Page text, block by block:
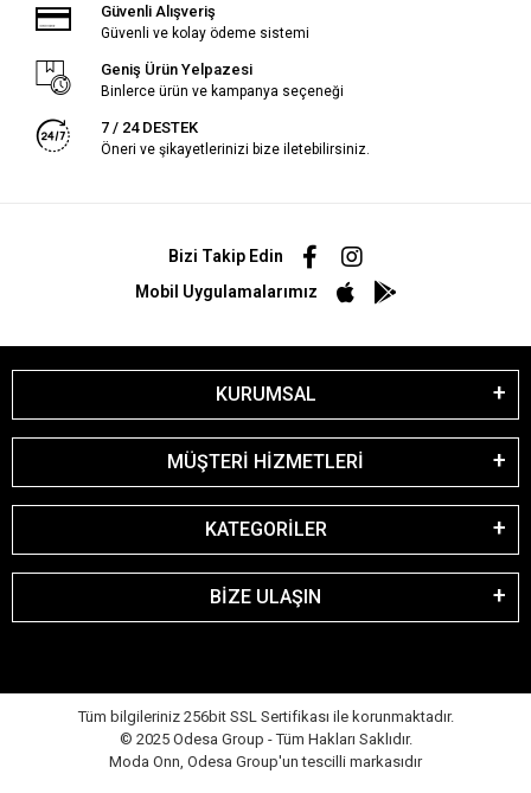
Güvenli Alışveriş
Güvenli ve kolay ödeme sistemi
Geniş Ürün Yelpazesi
Binlerce ürün ve kampanya seçeneği
7 / 24 DESTEK
Öneri ve şikayetlerinizi bize iletebilirsiniz.
Bizi Takip Edin
Mobil Uygulamalarımız
KURUMSAL
MÜŞTERİ HİZMETLERİ
KATEGORİLER
BİZE ULAŞIN
Tüm bilgileriniz 256bit SSL Sertifikası ile korunmaktadır.
© 2025 Odesa Group - Tüm Hakları Saklıdır.
Moda Onn, Odesa Group'un tescilli markasıdır